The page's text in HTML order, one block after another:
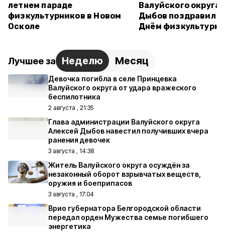
летнем параде
физкультурников в Новом
Осколе
Валуйского округа
Дыбов поздравил
Днём
Лучшее за Неделю Месяц
Девочка погибла в селе Принцевка
Валуйского округа от удара вражеского
беспилотника
2 августа , 21:35
Глава администрации Валуйского округа
Алексей Дыбов навестил получивших вчера
ранения девочек
3 августа , 14:38
Житель Валуйского округа осуждён за
незаконный оборот взрывчатых веществ,
оружия и боеприпасов
3 августа , 17:04
Врио губернатора Белгородской области
передал орден Мужества семье погибшего
энергетика